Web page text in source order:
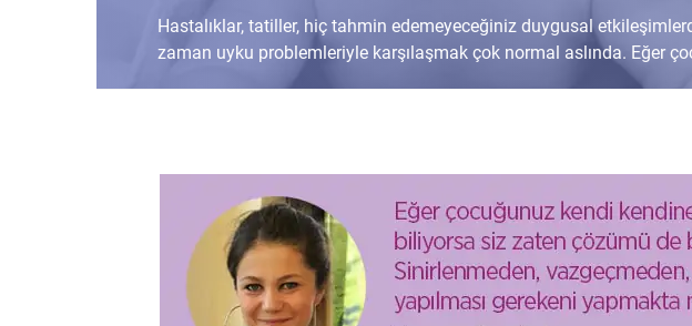
Hastalıklar, tatiller, hiç tahmin edemeyeceğiniz duygusal
zaman uyku problemleriyle karşılaşmak çok normal aslında. Eğer